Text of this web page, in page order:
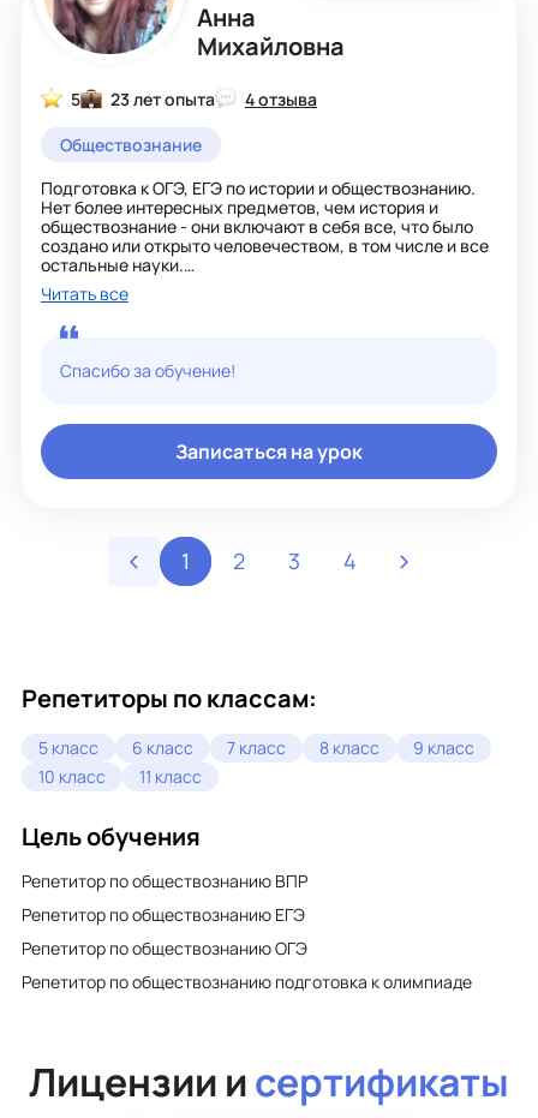
Анна
Михайловна
5 23 лет опыта
4 отзыва
Обществознание
Подготовка к ОГЭ, ЕГЭ по истории и обществознанию.
Нет более интересных предметов, чем история и
обществознание - они включают в себя все, что было
создано или открыто человечеством, в том числе и все
остальные науки.
Я помогу вам не потеряться в океане фактов, дам
возможность плыть легко и радостно, через тернии - к
звездам!
Учеба может быть в удовольствие, если выбрать в
учителя увлеченного человека!
Читать все
Спасибо за обучение!
Записаться на урок
1 2 3 4
Репетиторы по классам:
5 класс 6 класс 7 класс 8 класс
9 класс
10 класс
11 класс
Цель обучения
Репетитор по обществознанию ВПР
Репетитор по обществознанию ЕГЭ
Репетитор по обществознанию ОГЭ
Репетитор по обществознанию подготовка к олимпиаде
Лицензии исертификаты